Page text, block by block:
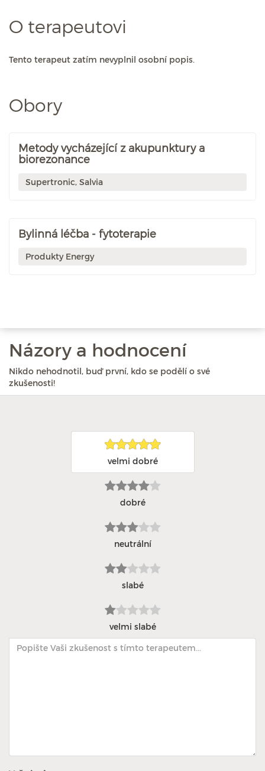
O terapeutovi
Tento terapeut zatím nevyplnil osobní popis.
Obory
Metody vycházející z akupunktury a
biorezonance
Supertronic, Salvia
Bylinná léčba - fytoterapie
Produkty Energy
Názory a hodnocení
Nikdo nehodnotil, buď první, kdo se podělí o své
zkušenosti!
velmi dobré
dobré
neutrální
slabé
velmi slabé